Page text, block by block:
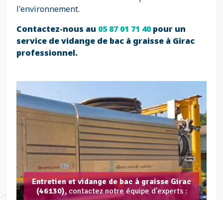
l'environnement.
Contactez-nous au 05 87 01 71 40pour un
service de vidange de bac à graisse à Girac
professionnel.
Entretien et vidange de bac à graisse Girac
(46130), contactez notre équipe d'experts :